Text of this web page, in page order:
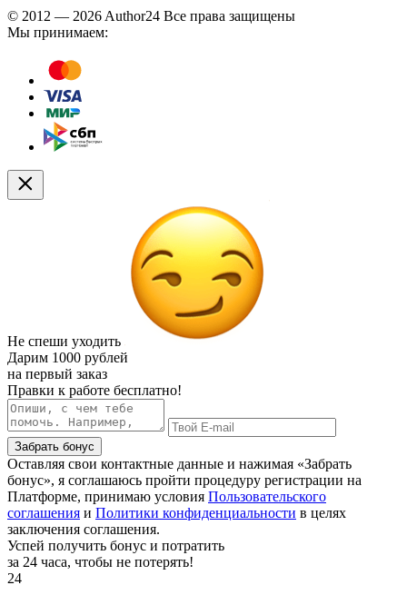
© 2012 — 2026 Author24 Все права защищены
Мы принимаем:
Не спеши уходить
Дарим 1000 рублей
на первый заказ
Правки к работе бесплатно!
Забрать бонус
Оставляя свои контактные данные и нажимая «Забрать
бонус», я соглашаюсь пройти процедуру регистрации на
Платформе, принимаю условия Пользовательского
соглашения и Политики конфиденциальности в целях
заключения соглашения.
Успей получить бонус и потратить
за 24 часа, чтобы не потерять!
24